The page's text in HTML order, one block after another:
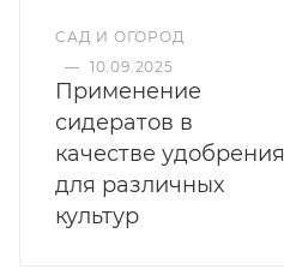
САД И ОГОРОД
— 10.09.2025
Применение
сидератов в
качестве удобрения
для различных
культур